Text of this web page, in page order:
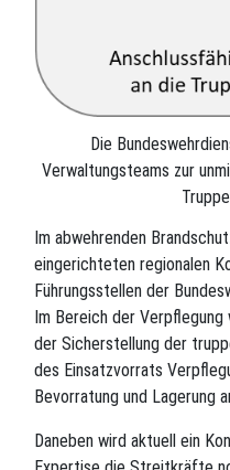
Die
Verwaltungsteams zur
Im abwehrenden
eingerichteten regionalen
Führungsstellen der
Im Bereich der
der Sicherstellung der
des Einsatzvorrats
Bevorratung und Lagerung
Daneben wird aktuell ein